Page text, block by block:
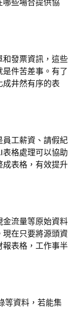
和發票資訊，這些
件苦差事。有了
井然有序的表
員工薪資、請假紀
格處理可以協助
成表格，有效提升
金流量等原始資料
在只要將源頭資
表格，工作事半
等資料，若能集